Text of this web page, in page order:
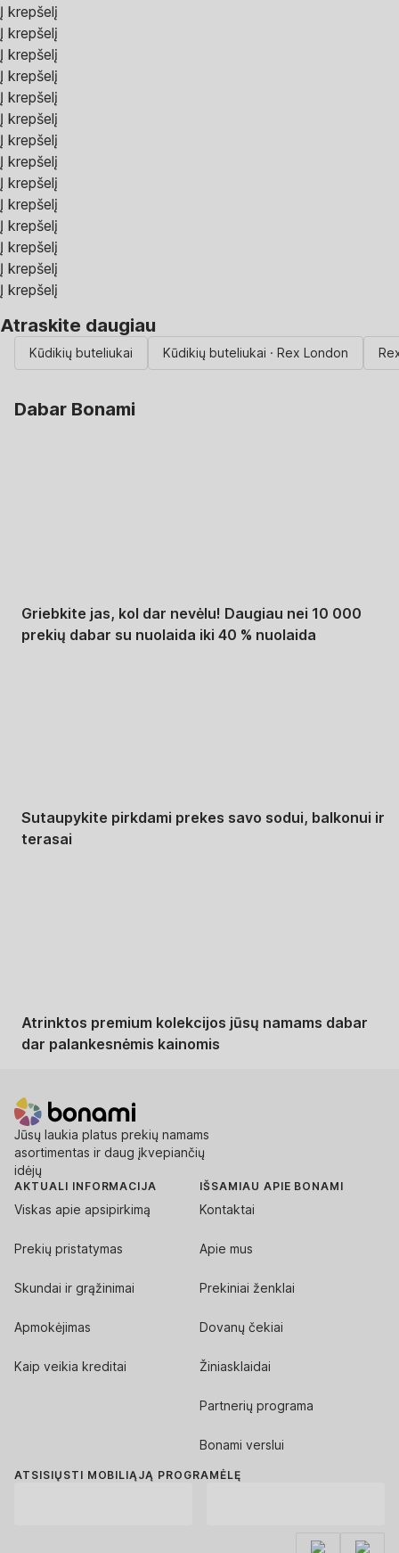
Į krepšelį
Į krepšelį
Į krepšelį
Į krepšelį
Į krepšelį
Į krepšelį
Į krepšelį
Į krepšelį
Į krepšelį
Į krepšelį
Į krepšelį
Į krepšelį
Į krepšelį
Į krepšelį
Atraskite daugiau
Kūdikių buteliukai Kūdikių buteliukai · Rex London
Dabar Bonami
Griebkite jas, kol dar nevėlu! Daugiau nei 10 000
prekių dabar su nuolaida iki 40 % nuolaida
Sutaupykite pirkdami prekes savo sodui, balkonui ir
terasai
Atrinktos premium kolekcijos jūsų namams dabar
dar palankesnėmis kainomis
Jūsų laukia platus prekių namams
asortimentas ir daug įkvepiančių
idėjų
AKTUALI INFORMACIJA
Viskas apie apsipirkimą
Prekių pristatymas
Skundai ir grąžinimai
Apmokėjimas
Kaip veikia kreditai
IŠSAMIAU APIE BONAMI
Kontaktai
Apie mus
Prekiniai ženklai
Dovanų čekiai
Žiniasklaidai
Partnerių programa
Bonami verslui
ATSISIŲSTI MOBILIĄJĄ PROGRAMĖLĘ